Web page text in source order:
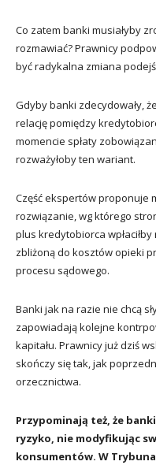
Co zatem banki musiałyby
rozmawiać? Prawnicy
być radykalna zmiana
Gdyby banki zdecydowały,
relację pomiędzy
momencie spłaty
rozważyłoby ten wariant.
Część ekspertów proponuje
rozwiązanie, wg którego
plus kredytobiorca
zbliżoną do kosztów opieki
procesu sądowego.
Banki jak na razie nie chcą
zapowiadają kolejne
kapitału. Prawnicy już dziś
skończy się tak, jak
orzecznictwa.
Przypominają też, że
ryzyko, nie modyfikując
konsumentów. W